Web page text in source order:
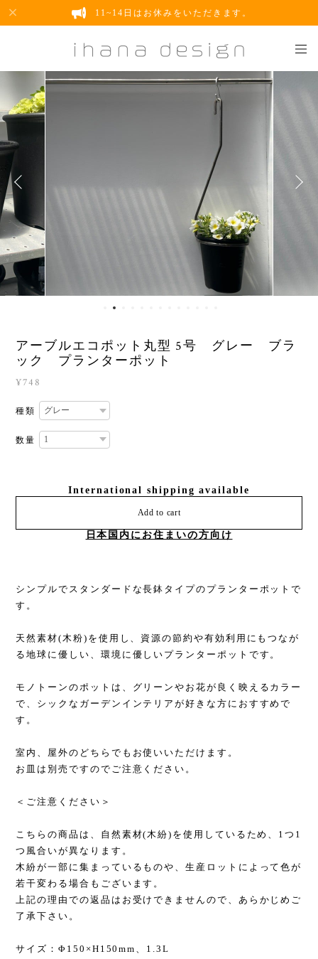
11~14日はお休みをいただきます。
アーブルエコポット丸型 5号 グレー ブラ
ック プランターポット
¥748
種類
数量
International shipping available
Add to cart
日本国内にお住まいの方向け
シンプルでスタンダードな長鉢タイプのプランターポットで
す。
天然素材(木粉)を使用し、資源の節約や有効利用にもつなが
る地球に優しい、環境に優しいプランターポットです。
モノトーンのポットは、グリーンやお花が良く映えるカラー
で、シックなガーデンインテリアが好きな方におすすめで
す。
室内、屋外のどちらでもお使いいただけます。
お皿は別売ですのでご注意ください。
＜ご注意ください＞
こちらの商品は、自然素材(木紛)を使用しているため、1つ1
つ風合いが異なります。
木紛が一部に集まっているものや、生産ロットによって色が
若干変わる場合もございます。
上記の理由での返品はお受けできませんので、あらかじめご
了承下さい。
サイズ：Φ150×H150mm、1.3L